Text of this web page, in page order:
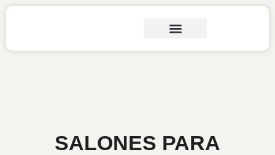
SALONES PARA